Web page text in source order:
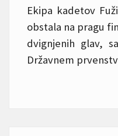
Ekipa kadetov
obstala na pragu
dvignjenih glav,
Državnem